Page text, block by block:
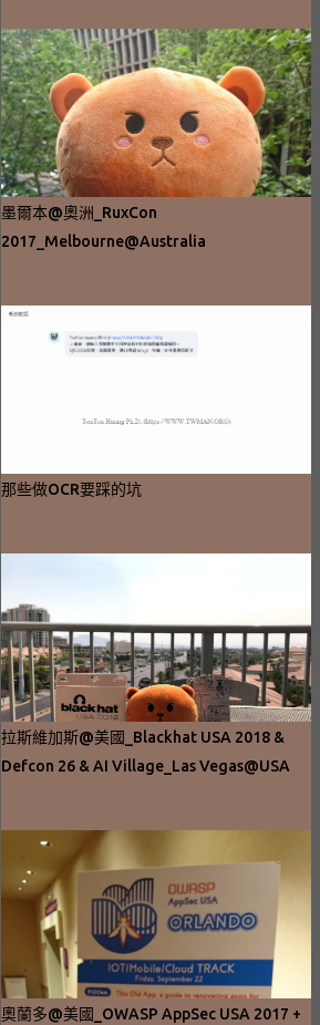
墨爾本@奧洲_RuxCon
2017_Melbourne@Australia
那些做OCR要踩的坑
拉斯維加斯@美國_Blackhat USA 2018 &
Defcon 26 & AI Village_Las Vegas@USA
奧蘭多@美國_OWASP AppSec USA 2017 +